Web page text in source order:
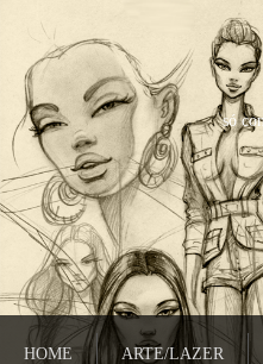
só
HOME ARTE/LAZER